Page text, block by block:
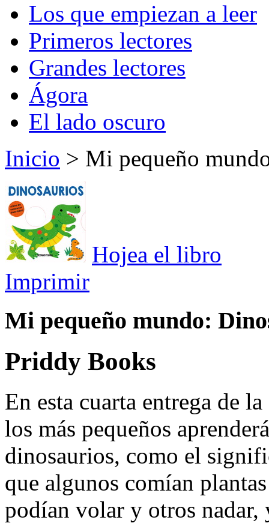
Los que empiezan a leer
Primeros lectores
Grandes lectores
Ágora
El lado oscuro
Inicio > Mi pequeño
Hojea el libro
Imprimir
Mi pequeño mundo:
Priddy Books
En esta cuarta entrega de
los más pequeños
dinosaurios, como el
que algunos comían
podían volar y otros nadar,